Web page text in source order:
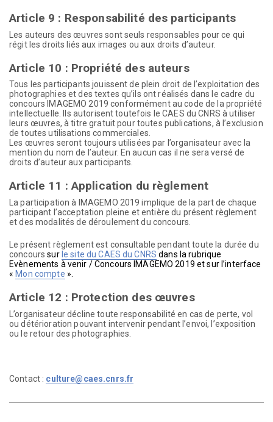
Article 9 : Responsabilité des participants
Les auteurs des œuvres sont seuls responsables pour ce qui
régit les droits liés aux images ou aux droits d’auteur.
Article 10 : Propriété des auteurs
Tous les participants jouissent de plein droit de l’exploitation des
photographies et des textes qu’ils ont réalisés dans le cadre du
concours IMAGEMO 2019 conformément au code de la propriété
intellectuelle. Ils autorisent toutefois le CAES du CNRS à utiliser
leurs œuvres, à titre gratuit pour toutes publications, à l’exclusion
de toutes utilisations commerciales.
Les œuvres seront toujours utilisées par l’organisateur avec la
mention du nom de l’auteur. En aucun cas il ne sera versé de
droits d’auteur aux participants.
Article 11 : Application du règlement
La participation à IMAGEMO 2019 implique de la part de chaque
participant l’acceptation pleine et entière du présent règlement
et des modalités de déroulement du concours.
Le présent règlement est consultable pendant toute la durée du
concourssur le site du CAES du CNRS dans la rubrique
Evènements à venir / Concours IMAGEMO 2019 et sur l’interface
« Mon compte ».
Article 12 : Protection des œuvres
L’organisateur décline toute responsabilité en cas de perte, vol
ou détérioration pouvant intervenir pendant l’envoi, l’exposition
ou le retour des photographies.
Contact : culture@caes.cnrs.fr